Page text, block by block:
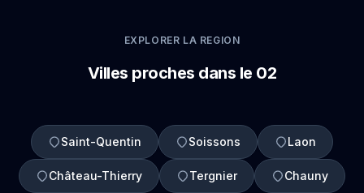
EXPLORER LA REGION
Villes proches dans le 02
Saint-Quentin Soissons Laon
Château-Thierry Tergnier Chauny